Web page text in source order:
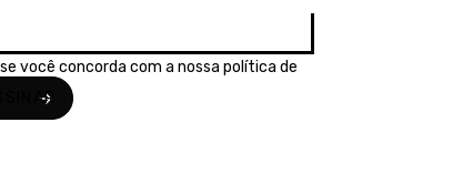
você concorda com a nossapolítica de